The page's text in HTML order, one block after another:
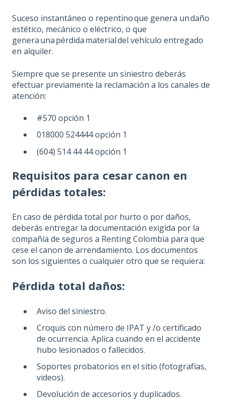
Suceso instantáneo o repentino que genera un daño
estético, mecánico o eléctrico, o que
genera una pérdida material del vehículo entregado
en alquiler.
Siempre que se presente un siniestro deberás
efectuar previamente la reclamación a los canales de
atención:
#570 opción 1
018000 524444 opción 1
(604) 514 44 44 opción 1
Requisitos para cesar canon en
pérdidas totales:
En caso de pérdida total por hurto o por daños,
deberás entregar la documentación exigida por la
compañía de seguros a Renting Colombia para que
cese el canon de arrendamiento. Los documentos
son los siguientes o cualquier otro que se requiera:
Pérdida total daños:
Aviso del siniestro.
Croquis con número de IPAT y /o certificado
de ocurrencia. Aplica cuando en el accidente
hubo lesionados o fallecidos.
Soportes probatorios en el sitio (fotografías,
videos).
Devolución de accesorios y duplicados.